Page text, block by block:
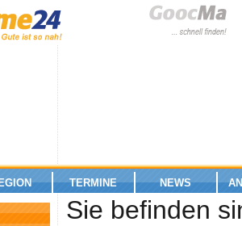
TERMINE NEWS
Sie befinden